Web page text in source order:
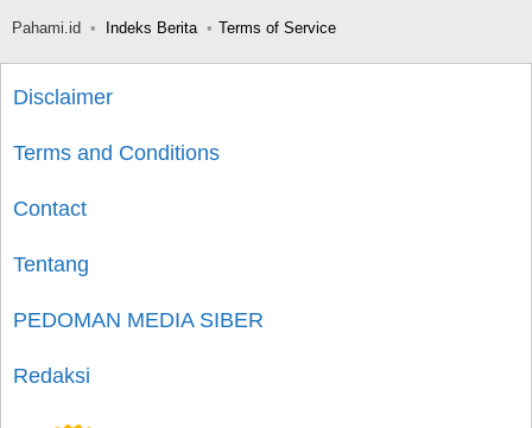
Pahami.id Indeks Berita Terms of Service
Disclaimer
Terms and Conditions
Contact
Tentang
PEDOMAN MEDIA SIBER
Redaksi